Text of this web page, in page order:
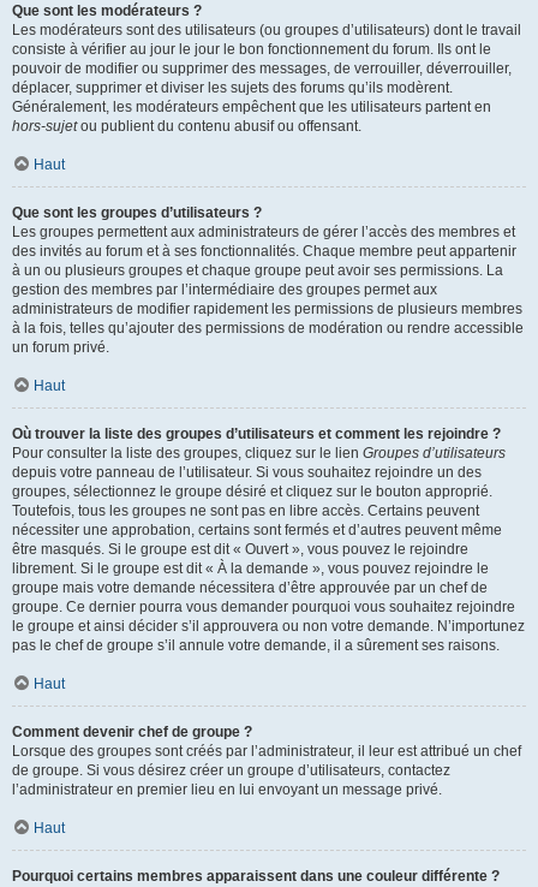
Que sont les modérateurs ?
Les modérateurs sont des utilisateurs (ou groupes d’utilisateurs) dont le travail
consiste à vérifier au jour le jour le bon fonctionnement du forum. Ils ont le
pouvoir de modifier ou supprimer des messages, de verrouiller, déverrouiller,
déplacer, supprimer et diviser les sujets des forums qu’ils modèrent.
Généralement, les modérateurs empêchent que les utilisateurs partent en
hors-sujetou publient du contenu abusif ou offensant.
Haut
Que sont les groupes d’utilisateurs ?
Les groupes permettent aux administrateurs de gérer l’accès des membres et
des invités au forum et à ses fonctionnalités. Chaque membre peut appartenir
à un ou plusieurs groupes et chaque groupe peut avoir ses permissions. La
gestion des membres par l’intermédiaire des groupes permet aux
administrateurs de modifier rapidement les permissions de plusieurs membres
à la fois, telles qu’ajouter des permissions de modération ou rendre accessible
un forum privé.
Haut
Où trouver la liste des groupes d’utilisateurs et comment les rejoindre ?
Pour consulter la liste des groupes, cliquez sur le lien Groupes d’utilisateurs
depuis votre panneau de l’utilisateur. Si vous souhaitez rejoindre un des
groupes, sélectionnez le groupe désiré et cliquez sur le bouton approprié.
Toutefois, tous les groupes ne sont pas en libre accès. Certains peuvent
nécessiter une approbation, certains sont fermés et d’autres peuvent même
être masqués. Si le groupe est dit « Ouvert », vous pouvez le rejoindre
librement. Si le groupe est dit « À la demande », vous pouvez rejoindre le
groupe mais votre demande nécessitera d’être approuvée par un chef de
groupe. Ce dernier pourra vous demander pourquoi vous souhaitez rejoindre
le groupe et ainsi décider s’il approuvera ou non votre demande. N’importunez
pas le chef de groupe s’il annule votre demande, il a sûrement ses raisons.
Haut
Comment devenir chef de groupe ?
Lorsque des groupes sont créés par l’administrateur, il leur est attribué un chef
de groupe. Si vous désirez créer un groupe d’utilisateurs, contactez
l’administrateur en premier lieu en lui envoyant un message privé.
Haut
Pourquoi certains membres apparaissent dans une couleur différente ?